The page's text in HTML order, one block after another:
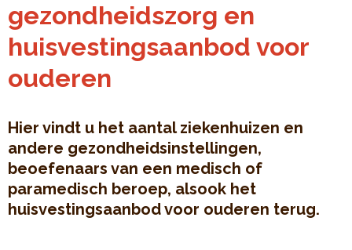
gezondheidszorg en
huisvestingsaanbod voor
ouderen
Hier vindt u het aantal ziekenhuizen en
andere gezondheidsinstellingen,
beoefenaars van een medisch of
paramedisch beroep, alsook het
huisvestingsaanbod voor ouderen terug.